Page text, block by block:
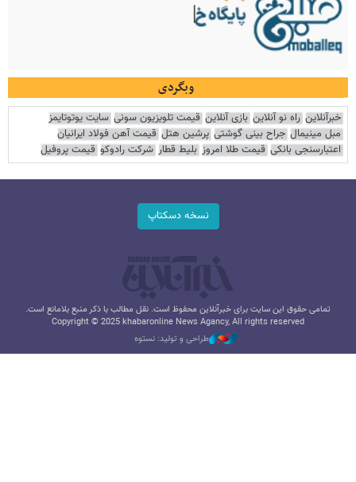
وبگردی
خبرآنلاین راه نو آنلاین بازی آنلاین قیمت تلویزیون سونی سایت یوتوتایمز
مبل مینیمال جراح بینی گوشتی پرشین هتل قیمت آهن فولاد ایرانیان
اعتبارسنجی بانکی قیمت طلا امروز بلیط قطار شرکت رادوکو قیمت پروفیل
نسخه دسکتاپ
تمامی حقوق این سایت برای خبرآنلاین محفوظ است. نقل مطالب با ذکر منبع بلامانع است.
Copyright © 2025 khabaronline News Agancy, All rights reserved
طراحی و تولید: نستوه